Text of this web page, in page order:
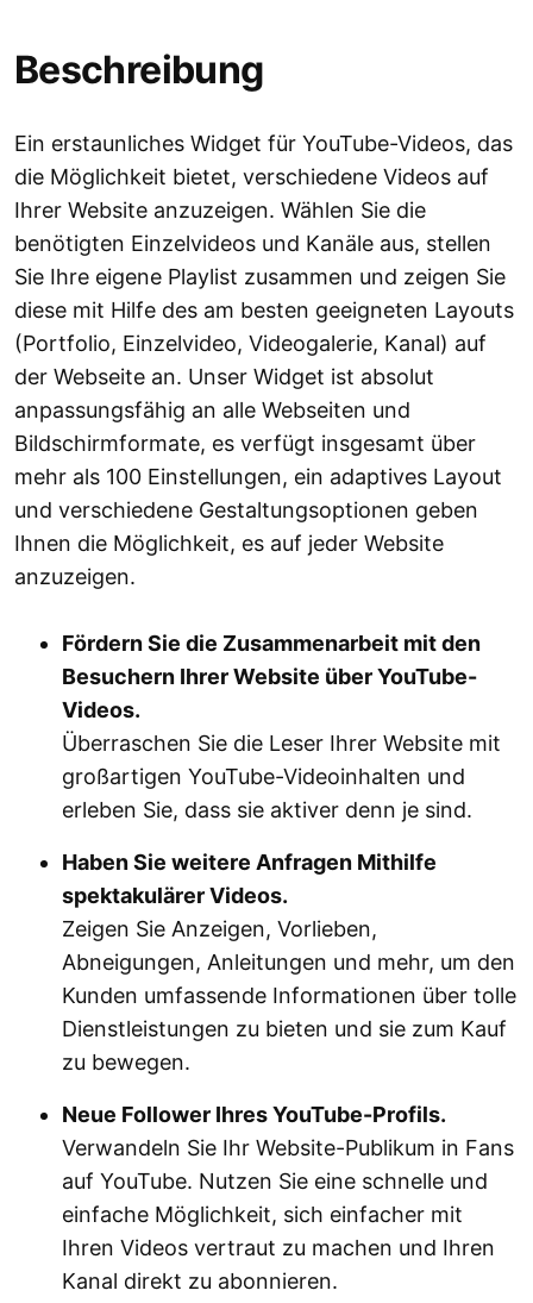
Beschreibung
Ein erstaunliches Widget für YouTube-Videos, das
die Möglichkeit bietet, verschiedene Videos auf
Ihrer Website anzuzeigen. Wählen Sie die
benötigten Einzelvideos und Kanäle aus, stellen
Sie Ihre eigene Playlist zusammen und zeigen Sie
diese mit Hilfe des am besten geeigneten Layouts
(Portfolio, Einzelvideo, Videogalerie, Kanal) auf
der Webseite an. Unser Widget ist absolut
anpassungsfähig an alle Webseiten und
Bildschirmformate, es verfügt insgesamt über
mehr als 100 Einstellungen, ein adaptives Layout
und verschiedene Gestaltungsoptionen geben
Ihnen die Möglichkeit, es auf jeder Website
anzuzeigen.
Fördern Sie die Zusammenarbeit mit den
Besuchern Ihrer Website über YouTube-
Videos.
Überraschen Sie die Leser Ihrer Website mit
großartigen YouTube-Videoinhalten und
erleben Sie, dass sie aktiver denn je sind.
Haben Sie weitere Anfragen Mithilfe
spektakulärer Videos.
Zeigen Sie Anzeigen, Vorlieben,
Abneigungen, Anleitungen und mehr, um den
Kunden umfassende Informationen über tolle
Dienstleistungen zu bieten und sie zum Kauf
zu bewegen.
Neue Follower Ihres YouTube-Profils.
Verwandeln Sie Ihr Website-Publikum in Fans
auf YouTube. Nutzen Sie eine schnelle und
einfache Möglichkeit, sich einfacher mit
Ihren Videos vertraut zu machen und Ihren
Kanal direkt zu abonnieren.